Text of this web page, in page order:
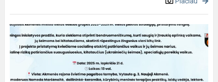
Kvietimas
pradedamo
Vietos